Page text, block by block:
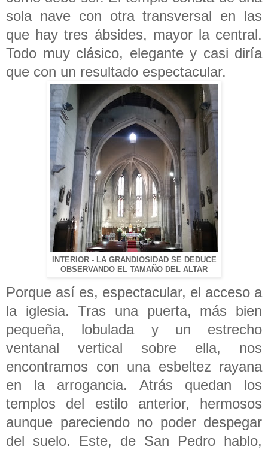
sola nave con otra transversal en las
que hay tres ábsides, mayor la central.
Todo muy clásico, elegante y casi diría
que con un resultado espectacular.
INTERIOR - LA GRANDIOSIDAD SE DEDUCE
OBSERVANDO EL TAMAÑO DEL ALTAR
Porque así es, espectacular, el acceso a
la iglesia. Tras una puerta, más bien
pequeña, lobulada y un estrecho
ventanal vertical sobre ella, nos
encontramos con una esbeltez rayana
en la arrogancia. Atrás quedan los
templos del estilo anterior, hermosos
aunque pareciendo no poder despegar
del suelo. Este, de San Pedro hablo,